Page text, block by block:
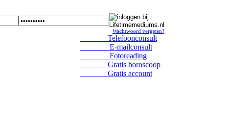
Wachtwoord vergeten?
Telefoonconsult
E-mailconsult
Fotoreading
Gratis horoscoop
Gratis account